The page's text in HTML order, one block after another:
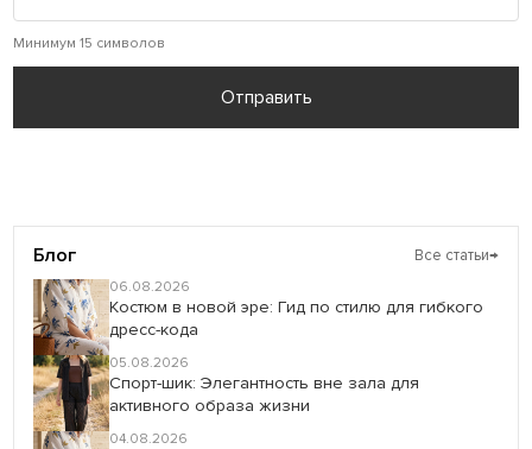
Минимум 15 символов
Отправить
Блог Все статьи→
06.08.2026
Костюм в новой эре: Гид по стилю для гибкого
дресс-кода
05.08.2026
Спорт-шик: Элегантность вне зала для
активного образа жизни
04.08.2026